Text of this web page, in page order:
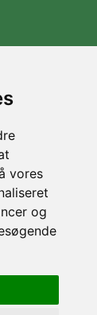
vores
og
helst inden for